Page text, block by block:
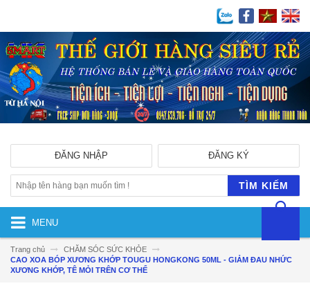
ĐĂNG KÝ
ĐĂNG NHẬP
TÌM KIẾM
MENU
Trang chủ
CHĂM SÓC SỨC KHỎE
CAO XOA BÓP XƯƠNG KHỚP TOUGU HONGKONG 50ML - GIẢM ĐAU NHỨC
XƯƠNG KHỚP, TÊ MỎI TRÊN CƠ THỂ